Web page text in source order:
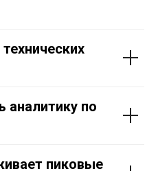
аналитику по
пиковые